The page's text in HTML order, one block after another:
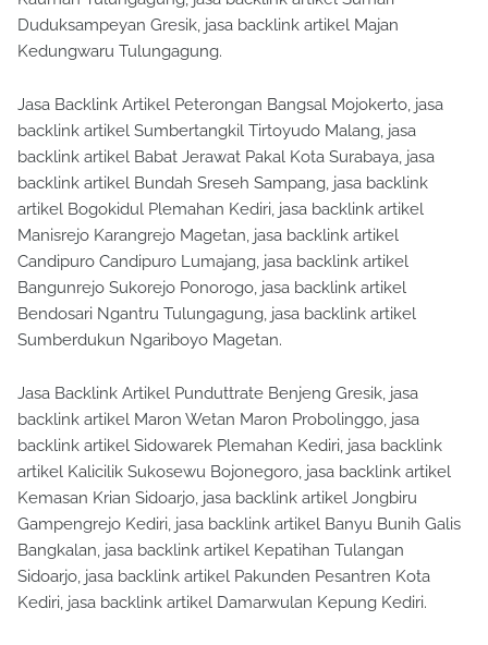
Duduksampeyan Gresik, jasa backlink artikel Majan
Kedungwaru Tulungagung.
Jasa Backlink Artikel Peterongan Bangsal Mojokerto, jasa
backlink artikel Sumbertangkil Tirtoyudo Malang, jasa
backlink artikel Babat Jerawat Pakal Kota Surabaya, jasa
backlink artikel Bundah Sreseh Sampang, jasa backlink
artikel Bogokidul Plemahan Kediri, jasa backlink artikel
Manisrejo Karangrejo Magetan, jasa backlink artikel
Candipuro Candipuro Lumajang, jasa backlink artikel
Bangunrejo Sukorejo Ponorogo, jasa backlink artikel
Bendosari Ngantru Tulungagung, jasa backlink artikel
Sumberdukun Ngariboyo Magetan.
Jasa Backlink Artikel Punduttrate Benjeng Gresik, jasa
backlink artikel Maron Wetan Maron Probolinggo, jasa
backlink artikel Sidowarek Plemahan Kediri, jasa backlink
artikel Kalicilik Sukosewu Bojonegoro, jasa backlink artikel
Kemasan Krian Sidoarjo, jasa backlink artikel Jongbiru
Gampengrejo Kediri, jasa backlink artikel Banyu Bunih Galis
Bangkalan, jasa backlink artikel Kepatihan Tulangan
Sidoarjo, jasa backlink artikel Pakunden Pesantren Kota
Kediri, jasa backlink artikel Damarwulan Kepung Kediri.